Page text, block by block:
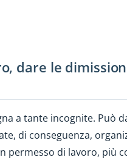
dare le
a tante incognite. Può
di conseguenza,
permesso di lavoro, più